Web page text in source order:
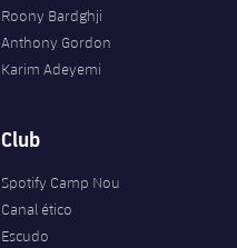
Roony Bardghji
Anthony Gordon
Karim Adeyemi
Club
Spotify Camp Nou
Canal ético
Escudo